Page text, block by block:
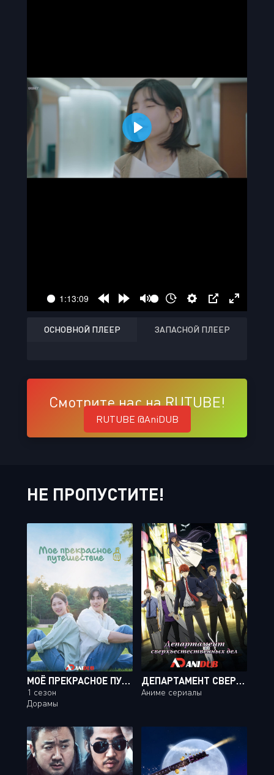
ОСНОВНОЙ ПЛЕЕР ЗАПАСНОЙ ПЛЕЕР
Смотрите нас на RUTUBE!
RUTUBE @AniDUB
НЕ ПРОПУСТИТЕ!
МОЁ ПРЕКРАСНОЕ ПУТЕШЕСТВИЕ
1 сезон
Дорамы
ДЕПАРТАМЕНТ СВЕРХЪЕСТЕСТВЕННЫХ ДЕЛ / MAYONAKA NO OCCULT KOUMUIN [12 ИЗ 12]
Аниме сериалы